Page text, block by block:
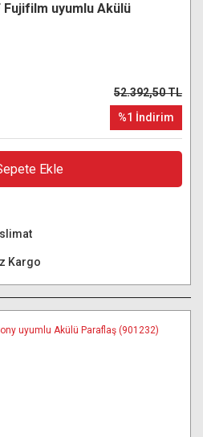
uyumlu Akülü
52.392,50 TL
%1 İndirim
Ekle
Kargo